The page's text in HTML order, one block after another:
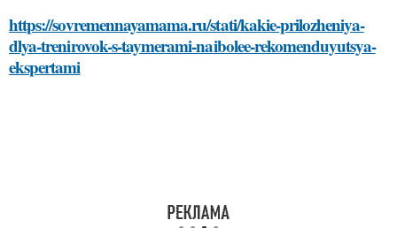
https://sovremennayamama.ru/stati/kakie-prilozheniya-
dlya-trenirovok-s-taymerami-naibolee-rekomenduyutsya-
ekspertami